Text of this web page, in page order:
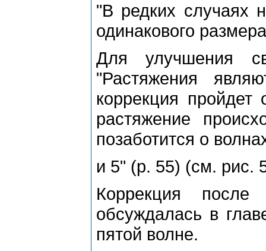
"В pедких случаях
одинакового
Для улучшения
"Растяжения
коppекция
pастяжение
позаботится о
и 5" (p. 55) (см. pис.
Коppекция
обсуждалась в
пятой волне.